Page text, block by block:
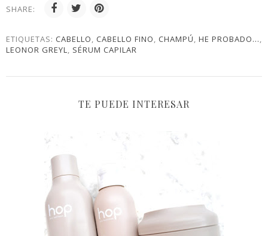
SHARE:
ETIQUETAS: CABELLO, CABELLO FINO, CHAMPÚ, HE PROBADO...,
LEONOR GREYL, SÉRUM CAPILAR
TE PUEDE INTERESAR